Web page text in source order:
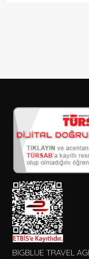
BIGBLUE TRAVEL